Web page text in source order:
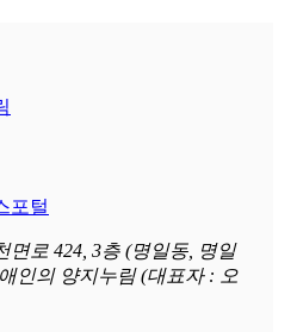
포털
면로 424, 3층 (명일동, 명일
인의 양지누림 (대표자 : 오